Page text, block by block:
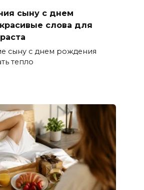
сыну с днем
слова для
сыну с днем рождения
тепло